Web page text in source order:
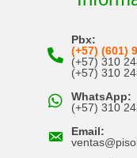
Pbx:
(+57) (601)
(+57) 310
(+57) 310
WhatsApp:
(+57) 310
Email: